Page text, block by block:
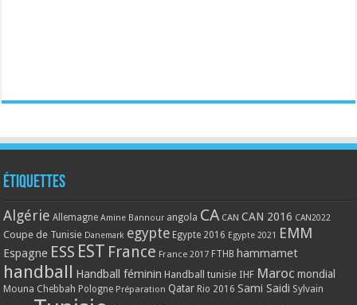
Étiquettes
Algérie Allemagne Amine Bannour angola CA CAN CAN 2016 CAN2022
Coupe de Tunisie Danemark egypte Egypte 2016 Egypte 2021 EMM
Espagne ESS EST France France 2017 FTHB hammamet
handball Handball féminin Handball tunisie IHF Maroc mondial
Mouna Chebbah Pologne Préparation Qatar Rio 2016 Sami Saidi Sylvain